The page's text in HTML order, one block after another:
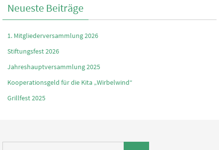
Neueste Beiträge
1. Mitgliederversammlung 2026
Stiftungsfest 2026
Jahreshauptversammlung 2025
Kooperationsgeld für die Kita „Wirbelwind“
Grillfest 2025